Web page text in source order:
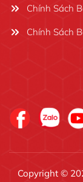
Chính Sách
Chính Sách
Copyright ©